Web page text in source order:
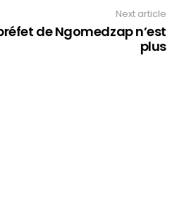
Next article
de Ngomedzap n’est
plus